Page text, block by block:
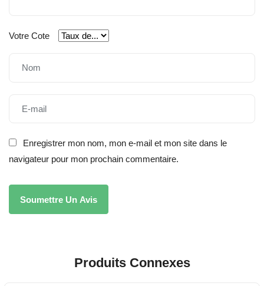
Votre Cote
Enregistrer mon nom, mon e-mail et mon site dans le
navigateur pour mon prochain commentaire.
Produits Connexes